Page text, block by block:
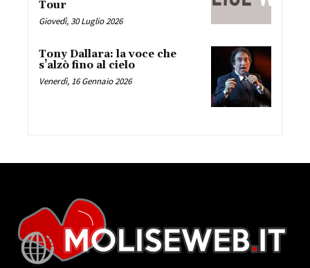
Tour
Giovedì, 30 Luglio 2026
Tony Dallara: la voce che
s’alzò fino al cielo
Venerdì, 16 Gennaio 2026